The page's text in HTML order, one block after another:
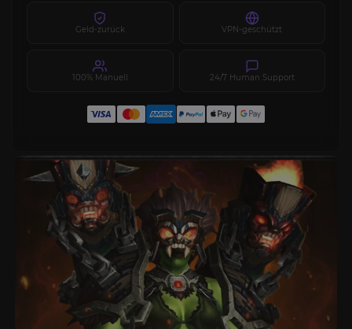
Geld-zurück VPN-geschützt
100% Manuell 24/7 Human Support